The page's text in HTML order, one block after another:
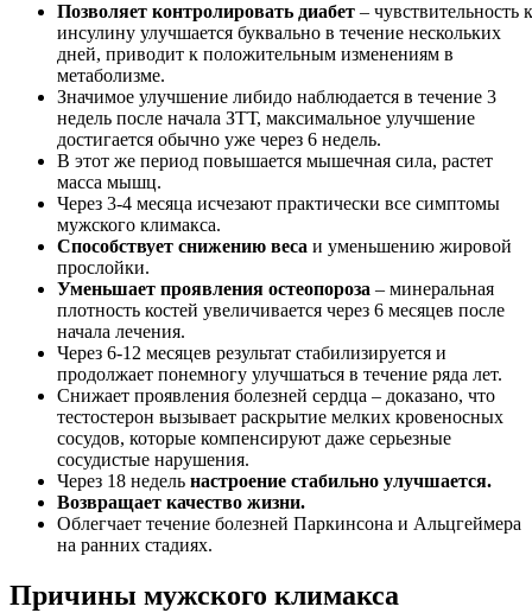
Позволяет контролировать диабет – чувствительность к
инсулину улучшается буквально в течение нескольких
дней, приводит к положительным изменениям в
метаболизме.
Значимое улучшение либидо наблюдается в течение 3
недель после начала ЗТТ, максимальное улучшение
достигается обычно уже через 6 недель.
В этот же период повышается мышечная сила, растет
масса мышц.
Через 3-4 месяца исчезают практически все симптомы
мужского климакса.
Способствует снижению веса и уменьшению жировой
прослойки.
Уменьшает проявления остеопороза – минеральная
плотность костей увеличивается через 6 месяцев после
начала лечения.
Через 6-12 месяцев результат стабилизируется и
продолжает понемногу улучшаться в течение ряда лет.
Снижает проявления болезней сердца – доказано, что
тестостерон вызывает раскрытие мелких кровеносных
сосудов, которые компенсируют даже серьезные
сосудистые нарушения.
Через 18 недель настроение стабильно улучшается.
Возвращает качество жизни.
Облегчает течение болезней Паркинсона и Альцгеймера
на ранних стадиях.
Причины мужского климакса